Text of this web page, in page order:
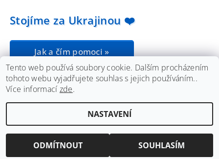
Tento web používá soubory cookie. Dalším procházením
tohoto webu vyjadřujete souhlas s jejich používáním..
Více informací zde.
NASTAVENÍ
ODMÍTNOUT SOUHLASÍM
Stojíme za Ukrajinou ❤️
Jak a čím pomoci »